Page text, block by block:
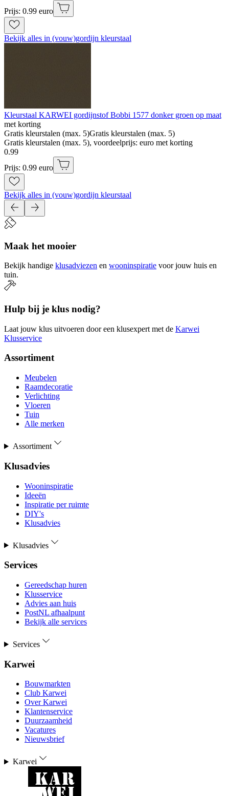
Prijs: 0.99 euro
Bekijk alles in (vouw)gordijn kleurstaal
Kleurstaal KARWEI gordijnstof Bobbi 1577 donker groen op maat
met korting
Gratis kleurstalen (max. 5)Gratis kleurstalen (max. 5)
Gratis kleurstalen (max. 5), voordeelprijs: euro met korting
0.99
Prijs: 0.99 euro
Bekijk alles in (vouw)gordijn kleurstaal
Maak het mooier
Bekijk handige klusadviezen en wooninspiratie voor jouw huis en
tuin.
Hulp bij je klus nodig?
Laat jouw klus uitvoeren door een klusexpert met de Karwei
Klusservice
Assortiment
Meubelen
Raamdecoratie
Verlichting
Vloeren
Tuin
Alle merken
Assortiment
Klusadvies
Wooninspiratie
Ideeën
Inspiratie per ruimte
DIY's
Klusadvies
Klusadvies
Services
Gereedschap huren
Klusservice
Advies aan huis
PostNL afhaalpunt
Bekijk alle services
Services
Karwei
Bouwmarkten
Club Karwei
Over Karwei
Klantenservice
Duurzaamheid
Vacatures
Nieuwsbrief
Karwei